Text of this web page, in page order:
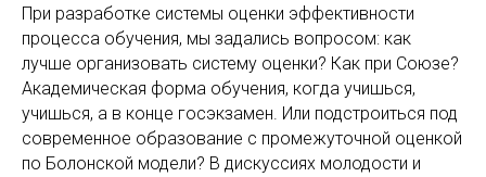
При разработке системы оценки эффективности
процесса обучения, мы задались вопросом: как
лучше организовать систему оценки? Как при Союзе?
Академическая форма обучения, когда учишься,
учишься, а в конце госэкзамен. Или подстроиться под
современное образование с промежуточной оценкой
по Болонской модели? В дискуссиях молодости и